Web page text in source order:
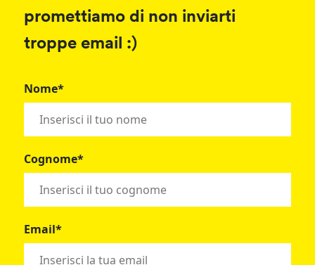
promettiamo di non inviarti
troppe email :)
Nome*
Cognome*
Email*